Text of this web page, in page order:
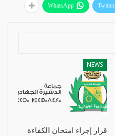
Twitter
WhatsApp
NEWS
قرار إجراء امتحان الكفاءة